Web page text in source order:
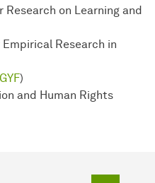
on Learning and
Research in
GYF)
and Human Rights